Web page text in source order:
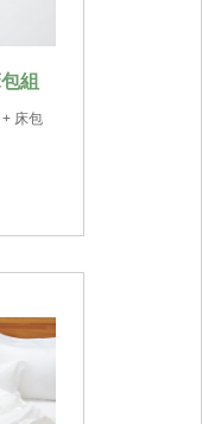
組
床包